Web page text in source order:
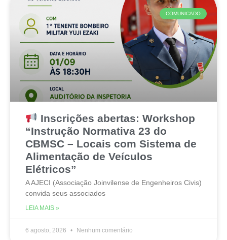
COMUNICADO
Inscrições abertas: Workshop
“Instrução Normativa 23 do
CBMSC – Locais com Sistema de
Alimentação de Veículos
Elétricos”
A AJECI (Associação Joinvilense de Engenheiros Civis)
convida seus associados
LEIA MAIS »
6 agosto, 2026 Nenhum comentário